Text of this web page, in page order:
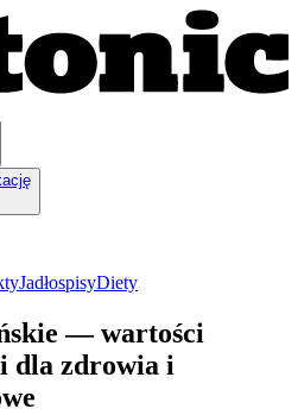
JadłospisyDiety
— wartości
dla zdrowia i